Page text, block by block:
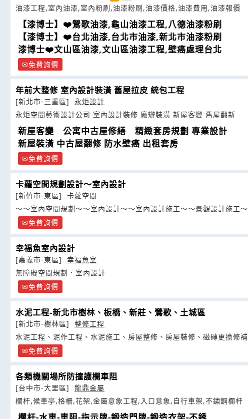
油漆工程,室內油漆,室內粉刷,油漆粉刷,油漆價格,油漆費用,油漆報價
【漆博士】❤️鶯歌油漆,龜山油漆工程,八德油漆粉刷
【漆博士】❤️台北油漆,台北市油漆,新北市油漆粉刷
漆博士❤️文山區油漆,文山區油漆工程,壁癌處理台北
免費詢價
年前大整修 室內設計裝潢 舊屋拉皮 統包工程
[新北市-三重區]
永炬設計
永炬空間藝術設計公司 室內設計裝修 廠辦裝潢 新屋客變 舊屋翻新
新屋客變 公寓中古屋修繕 精緻套房規劃 專業設計
新屋裝潢 中古屋翻修 防水壁癌 出租套房
免費詢價
卡蘿空間規劃設計～室內設計
[新竹市-東區]
卡蘿空間
～～室內空間規劃～～室內設計～～室內設計施工～～景觀設計施工～
免費詢價
幸福魚室內設計
[嘉義市-東區]
幸福魚室
無障礙空間規劃．室內設計
免費詢價
水泥工程-新北市樹林、板橋、新莊、鶯歌、土城區
[新北市-樹林區]
整修工程
水泥工程、泥作工程、水泥施工、房屋整修、房屋裝修、磁磚更換修補
免費詢價
各類機關場所防撞護欄車阻
[台中市-大里區]
龍鼎金屬
欄杆,候車亭,格柵,花架,金屬意象工程,入口意象,自行車架,不鏽鋼欄杆